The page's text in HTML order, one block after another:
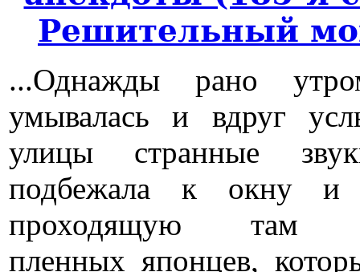
Решительный
...Однажды рано
умывалась и вдруг
улицы странные
подбежала к окну и
проходящую там
пленных японцев,